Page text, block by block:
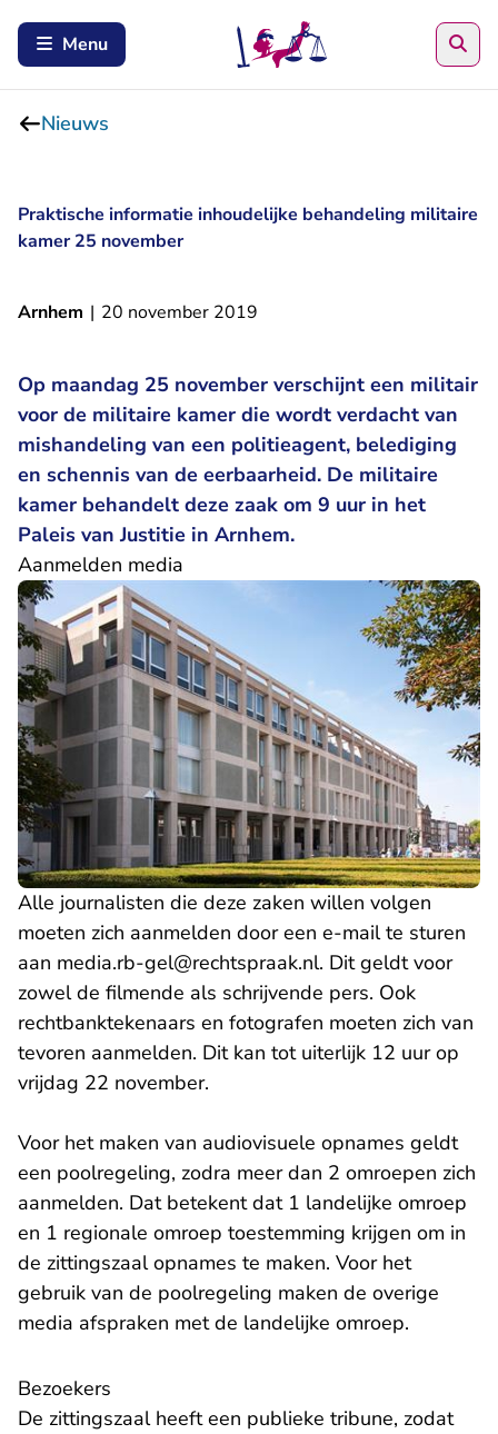
Menu
Nieuws
Praktische informatie inhoudelijke behandeling militaire
kamer 25 november
Arnhem | 20 november 2019
Op maandag 25 november verschijnt een militair
voor de militaire kamer die wordt verdacht van
mishandeling van een politieagent, belediging
en schennis van de eerbaarheid. De militaire
kamer behandelt deze zaak om 9 uur in het
Paleis van Justitie in Arnhem.
Aanmelden media
Alle journalisten die deze zaken willen volgen
moeten zich aanmelden door een e-mail te sturen
aan media.rb-gel@rechtspraak.nl- U verlaat
. Dit geldt voor
zowel de filmende als schrijvende pers. Ook
rechtbanktekenaars en fotografen moeten zich van
tevoren aanmelden. Dit kan tot uiterlijk 12 uur op
vrijdag 22 november.
Voor het maken van audiovisuele opnames geldt
een poolregeling, zodra meer dan 2 omroepen zich
aanmelden. Dat betekent dat 1 landelijke omroep
en 1 regionale omroep toestemming krijgen om in
de zittingszaal opnames te maken. Voor het
gebruik van de poolregeling maken de overige
media afspraken met de landelijke omroep.
Bezoekers
De zittingszaal heeft een publieke tribune, zodat